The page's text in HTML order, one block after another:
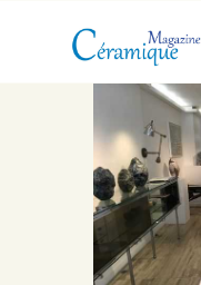
HISTOIRE